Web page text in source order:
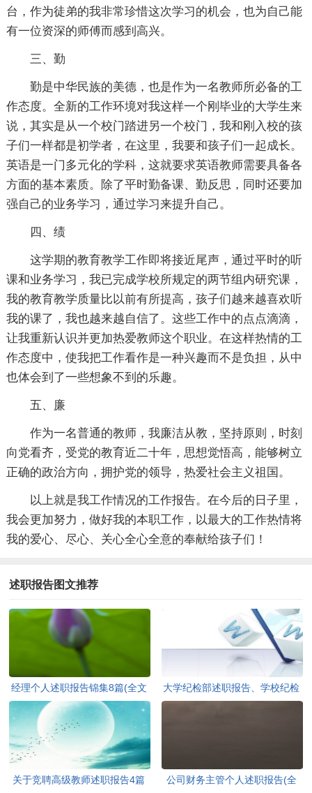
台，作为徒弟的我非常珍惜这次学习的机会，也为自己能
有一位资深的师傅而感到高兴。
三、勤
勤是中华民族的美德，也是作为一名教师所必备的工
作态度。全新的工作环境对我这样一个刚毕业的大学生来
说，其实是从一个校门踏进另一个校门，我和刚入校的孩
子们一样都是初学者，在这里，我要和孩子们一起成长。
英语是一门多元化的学科，这就要求英语教师需要具备各
方面的基本素质。除了平时勤备课、勤反思，同时还要加
强自己的业务学习，通过学习来提升自己。
四、绩
这学期的教育教学工作即将接近尾声，通过平时的听
课和业务学习，我已完成学校所规定的两节组内研究课，
我的教育教学质量比以前有所提高，孩子们越来越喜欢听
我的课了，我也越来越自信了。这些工作中的点点滴滴，
让我重新认识并更加热爱教师这个职业。在这样热情的工
作态度中，使我把工作看作是一种兴趣而不是负担，从中
也体会到了一些想象不到的乐趣。
五、廉
作为一名普通的教师，我廉洁从教，坚持原则，时刻
向党看齐，受党的教育近二十年，思想觉悟高，能够树立
正确的政治方向，拥护党的领导，热爱社会主义祖国。
以上就是我工作情况的工作报告。在今后的日子里，
我会更加努力，做好我的本职工作，以最大的工作热情将
我的爱心、尽心、关心全心全意的奉献给孩子们！
述职报告图文推荐
经理个人述职报告锦集8篇(全文
共16729字)
大学纪检部述职报告、学校纪检
关于竞聘高级教师述职报告4篇 公司财务主管个人述职报告(全